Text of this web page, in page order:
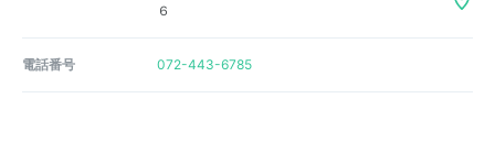
６
電話番号 072-443-6785